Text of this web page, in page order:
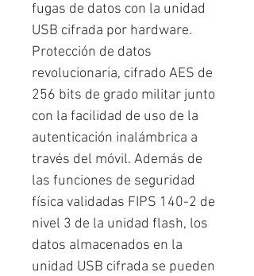
fugas de datos con la unidad
USB cifrada por hardware.
Protección de datos
revolucionaria, cifrado AES de
256 bits de grado militar junto
con la facilidad de uso de la
autenticación inalámbrica a
través del móvil. Además de
las funciones de seguridad
física validadas FIPS 140-2 de
nivel 3 de la unidad flash, los
datos almacenados en la
unidad USB cifrada se pueden